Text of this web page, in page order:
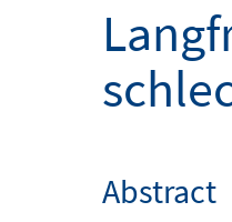
Abstract